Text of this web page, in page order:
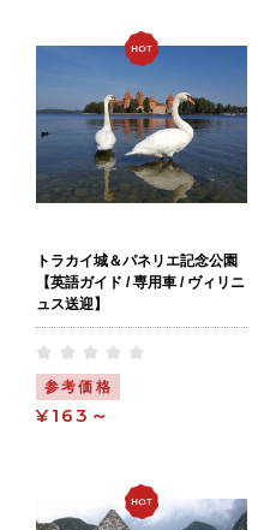
トラカイ城＆パネリエ記念公園
【英語ガイド / 専用車 / ヴィリニ
ュス送迎】
参考価格
¥163～